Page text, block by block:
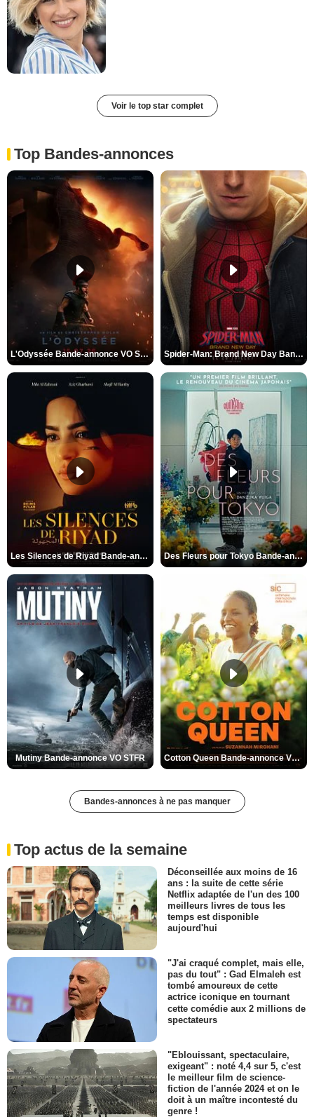
Voir le top star complet
Top Bandes-annonces
L'Odyssée Bande-annonce VO STFR Spider-Man: Brand New Day Bande-annonce VO STFR
Les Silences de Riyad Bande-annonce VO STFR Des Fleurs pour Tokyo Bande-annonce VO STFR
Mutiny Bande-annonce VO STFR Cotton Queen Bande-annonce VO STFR
Bandes-annonces à ne pas manquer
Top actus de la semaine
Déconseillée aux moins de 16
ans : la suite de cette série
Netflix adaptée de l'un des 100
meilleurs livres de tous les
temps est disponible
aujourd'hui
"J'ai craqué complet, mais elle,
pas du tout" : Gad Elmaleh est
tombé amoureux de cette
actrice iconique en tournant
cette comédie aux 2 millions de
spectateurs
"Eblouissant, spectaculaire,
exigeant" : noté 4,4 sur 5, c'est
le meilleur film de science-
fiction de l'année 2024 et on le
doit à un maître incontesté du
genre !